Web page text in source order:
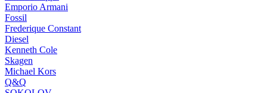
Emporio Armani
Fossil
Frederique Constant
Diesel
Kenneth Cole
Skagen
Michael Kors
Q&Q